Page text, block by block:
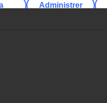
Administrer